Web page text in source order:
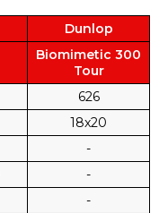
Dunlop
Biomimetic 300
Tour
626
18x20
-
-
-